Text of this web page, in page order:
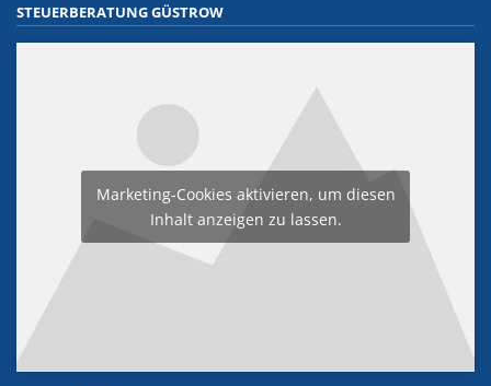
STEUERBERATUNG GÜSTROW
Marketing-Cookies aktivieren, um diesen
Inhalt anzeigen zu lassen.